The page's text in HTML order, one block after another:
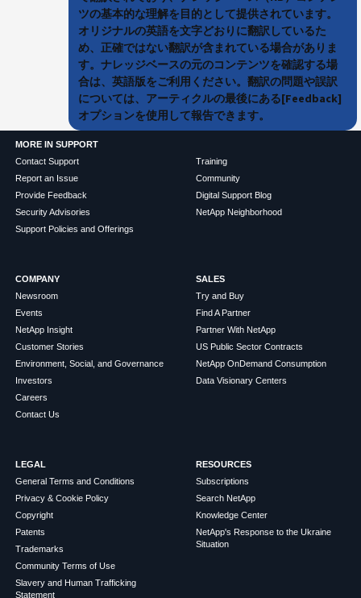
ツの基本的な理解を目的として提供されています。
オリジナルの英語を文字どおりに翻訳しているた
め、正確ではない翻訳が含まれている場合がありま
す。ナレッジベースの元のコンテンツを確認する場
合は、英語版をご利用ください。翻訳の問題や誤訳
については、アーティクルの最後にある[Feedback]
オプションを使用して報告できます。
MORE IN SUPPORT
Contact Support
Report an Issue
Provide Feedback
Security Advisories
Support Policies and Offerings
Training
Community
Digital Support Blog
NetApp Neighborhood
COMPANY
Newsroom
Events
NetApp Insight
Customer Stories
Environment, Social, and Governance
Investors
Careers
Contact Us
SALES
Try and Buy
Find A Partner
Partner With NetApp
US Public Sector Contracts
NetApp OnDemand Consumption
Data Visionary Centers
LEGAL
General Terms and Conditions
Privacy & Cookie Policy
Copyright
Patents
Trademarks
Community Terms of Use
Slavery and Human Trafficking
Statement
RESOURCES
Subscriptions
Search NetApp
Knowledge Center
NetApp's Response to the Ukraine
Situation